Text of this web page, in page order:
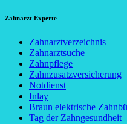
Zahnarzt Experte
Zahnarztverzeichnis
Zahnarztsuche
Zahnpflege
Zahnzusatzversicherung
Notdienst
Inlay
Braun elektrische
Tag der Zahngesundheit